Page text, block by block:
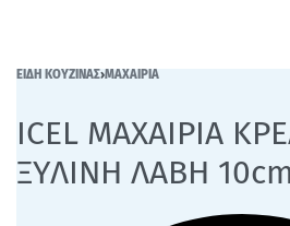
ΕΙΔΗ ΚΟΥΖΙΝΑΣ›ΜΑΧΑΙΡΙΑ
ICEL ΜΑΧΑΙΡΙΑ
ΞΥΛΙΝΗ ΛΑΒΗ 10cm